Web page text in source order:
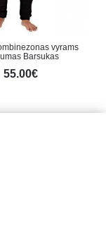
vyrams
Barsukas
55.00€